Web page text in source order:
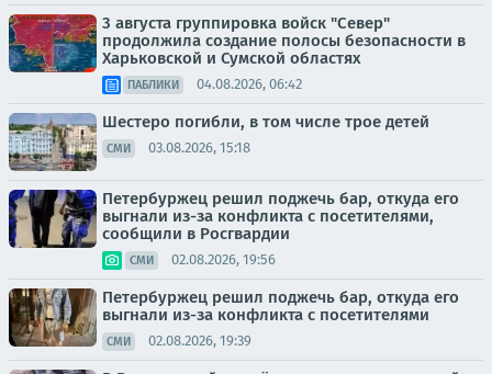
3 августа группировка войск "Север"
продолжила создание полосы безопасности в
Харьковской и Сумской областях
ПАБЛИКИ 04.08.2026, 06:42
Шестеро погибли, в том числе трое детей
СМИ 03.08.2026, 15:18
Петербуржец решил поджечь бар, откуда его
выгнали из-за конфликта с посетителями,
сообщили в Росгвардии
СМИ 02.08.2026, 19:56
Петербуржец решил поджечь бар, откуда его
выгнали из-за конфликта с посетителями
СМИ 02.08.2026, 19:39